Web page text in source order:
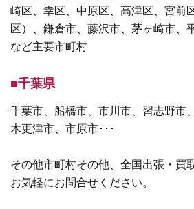
崎区、幸区、中原区、高津区、宮前
区）、鎌倉市、藤沢市、茅ヶ崎市、
など主要市町村
■千葉県
千葉市、船橋市、市川市、習志野市
木更津市、市原市･･･
その他市町村その他、全国出張・買
お気軽にお問合せください。